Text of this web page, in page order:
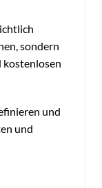
sondern
kostenlosen
und
und